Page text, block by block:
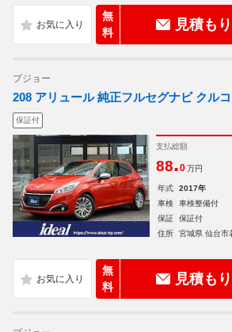
無
料
見積も
プジョー
208 アリュール 純正フルセグナビ クル
保証付
支払総額
88.0 万円
年式 2017年
車検
車検整備付
保証
保証付
住所
宮城県 仙台市
無
料
見積も